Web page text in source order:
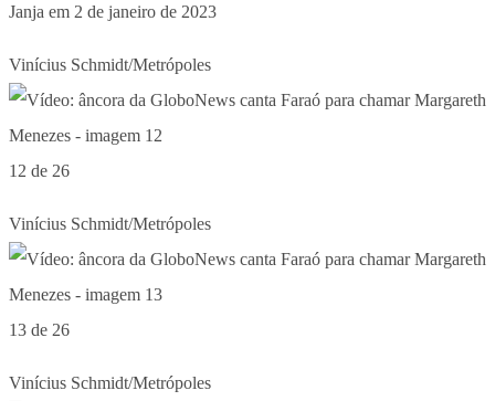
Janja em 2 de janeiro de 2023
Vinícius Schmidt/Metrópoles
12 de 26
Vinícius Schmidt/Metrópoles
13 de 26
Vinícius Schmidt/Metrópoles